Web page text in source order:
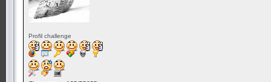
Profil challenge